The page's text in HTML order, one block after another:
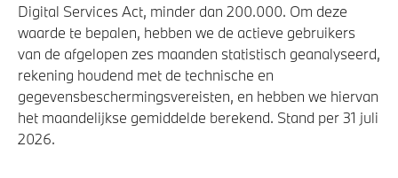
Digital Services Act, minder dan 200.000. Om deze
waarde te bepalen, hebben we de actieve gebruikers
van de afgelopen zes maanden statistisch geanalyseerd,
rekening houdend met de technische en
gegevensbeschermingsvereisten, en hebben we hiervan
het maandelijkse gemiddelde berekend. Stand per 31 juli
2026.